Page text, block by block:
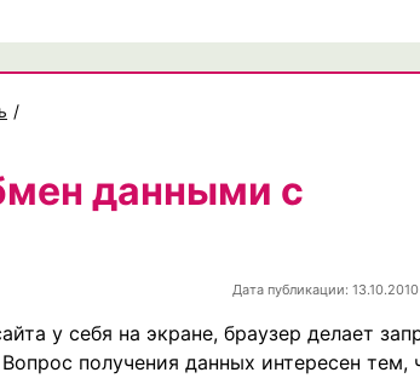
/
данными с
Дата публикации: 13.10.2010
у себя на экране, браузер делает
получения данных интересен тем,